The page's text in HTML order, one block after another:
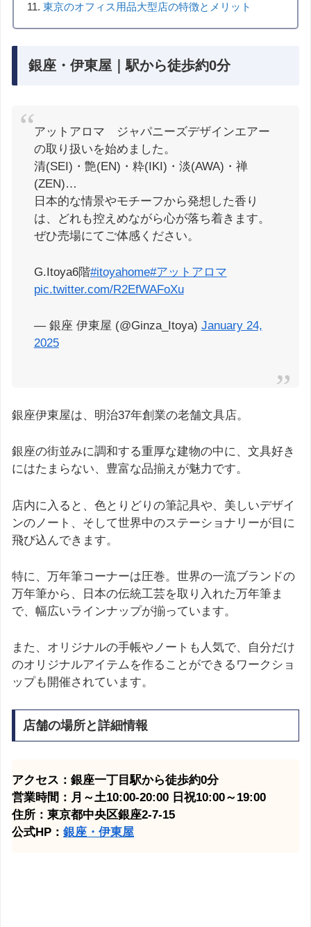
東京のオフィス用品大型店の特徴とメリット
銀座・伊東屋｜駅から徒歩約0分
アットアロマ ジャパニーズデザインエアー
の取り扱いを始めました。
清(SEI)・艶(EN)・粋(IKI)・淡(AWA)・禅
(ZEN)…
日本的な情景やモチーフから発想した香り
は、どれも控えめながら心が落ち着きます。
ぜひ売場にてご体感ください。
G.Itoya6階#itoyahome#アットアロマ
pic.twitter.com/R2EfWAFoXu
— 銀座 伊東屋 (@Ginza_Itoya) January 24,
2025
銀座伊東屋は、明治37年創業の老舗文具店。
銀座の街並みに調和する重厚な建物の中に、文具好き
にはたまらない、豊富な品揃えが魅力です。
店内に入ると、色とりどりの筆記具や、美しいデザイ
ンのノート、そして世界中のステーショナリーが目に
飛び込んできます。
特に、万年筆コーナーは圧巻。世界の一流ブランドの
万年筆から、日本の伝統工芸を取り入れた万年筆ま
で、幅広いラインナップが揃っています。
また、オリジナルの手帳やノートも人気で、自分だけ
のオリジナルアイテムを作ることができるワークショ
ップも開催されています。
店舗の場所と詳細情報
アクセス：銀座一丁目駅から徒歩約0分
営業時間：月～土10:00-20:00 日祝10:00～19:00
住所：東京都中央区銀座2-7-15
公式HP： 銀座・伊東屋